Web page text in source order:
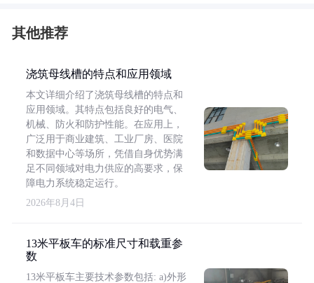
其他推荐
浇筑母线槽的特点和应用领域
本文详细介绍了浇筑母线槽的特点和
应用领域。其特点包括良好的电气、
机械、防火和防护性能。在应用上，
广泛用于商业建筑、工业厂房、医院
和数据中心等场所，凭借自身优势满
足不同领域对电力供应的高要求，保
障电力系统稳定运行。
2026年8月4日
13米平板车的标准尺寸和载重参
数
13米平板车主要技术参数包括: a)外形